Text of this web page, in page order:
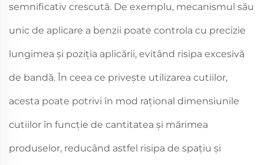
semnificativ crescută. De exemplu, mecanismul său
unic de aplicare a benzii poate controla cu precizie
lungimea și poziția aplicării, evitând risipa excesivă
de bandă. În ceea ce privește utilizarea cutiilor,
acesta poate potrivi în mod rațional dimensiunile
cutiilor în funcție de cantitatea și mărimea
produselor, reducând astfel risipa de spațiu și